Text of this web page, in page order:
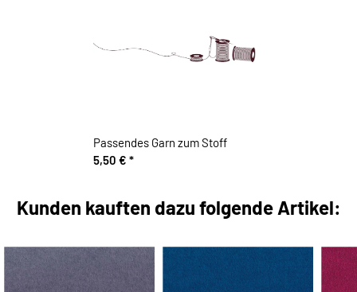
Passendes Garn zum Stoff
5,50 € *
Kunden kauften dazu folgende Artikel: